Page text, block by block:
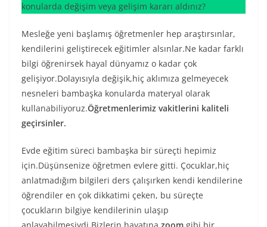
konularda değişim veya gelişim kararı aldınız?
Mesleğe yeni başlamış öğretmenler hep araştırsınlar,
kendilerini geliştirecek eğitimler alsınlar.Ne kadar farklı
bilgi öğrenirsek hayal dünyamız o kadar çok
gelişiyor.Dolayısıyla değişik,hiç aklımıza gelmeyecek
nesneleri bambaşka konularda materyal olarak
kullanabiliyoruz.Öğretmenlerimiz vakitlerini kaliteli
geçirsinler.
Evde eğitim süreci bambaşka bir süreçti hepimiz
için.Düşünsenize öğretmen evlere gitti. Çocuklar,hiç
anlatmadığım bilgileri ders çalışırken kendi kendilerine
öğrendiler en çok dikkatimi çeken, bu süreçte
çocukların bilgiye kendilerinin ulaşıp